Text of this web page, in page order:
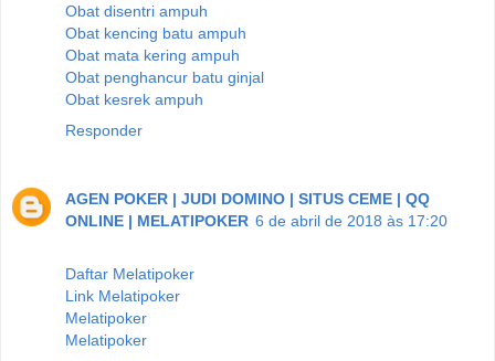
Obat disentri ampuh
Obat kencing batu ampuh
Obat mata kering ampuh
Obat penghancur batu ginjal
Obat kesrek ampuh
Responder
AGEN POKER | JUDI DOMINO | SITUS CEME | QQ
ONLINE | MELATIPOKER 6 de abril de 2018 às 17:20
Daftar Melatipoker
Link Melatipoker
Melatipoker
Melatipoker